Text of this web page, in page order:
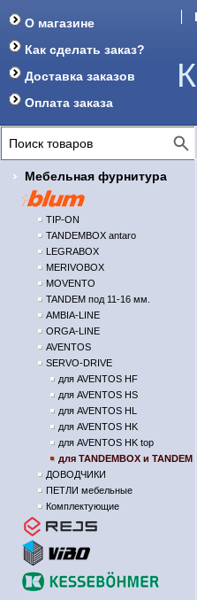
О магазине
Как сделать заказ?
Доставка заказов
Оплата заказа
Мебельная фурнитура
TIP-ON
TANDEMBOX antaro
LEGRABOX
MERIVOBOX
MOVENTO
TANDEM под 11-16 мм.
AMBIA-LINE
ORGA-LINE
AVENTOS
SERVO-DRIVE
для AVENTOS HF
для AVENTOS HS
для AVENTOS HL
для AVENTOS HK
для AVENTOS HK top
для TANDEMBOX и TANDEM
ДОВОДЧИКИ
ПЕТЛИ мебельные
Комплектующие